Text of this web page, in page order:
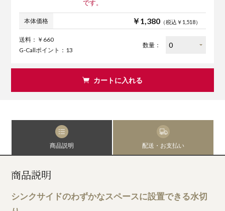
です。
本体価格 ￥1,380（税込￥1,518）
送料：￥660
G-Callポイント：13
数量：
カートに入れる
商品説明 配送・お支払い
商品説明
シンクサイドのわずかなスペースに設置できる水切